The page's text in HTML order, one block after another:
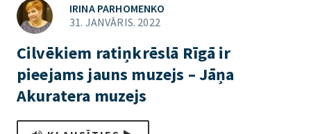
IRINA PARHOMENKO
31. JANVĀRIS. 2022
Cilvēkiem ratiņkrēslā Rīgā ir
pieejams jauns muzejs – Jāņa
Akuratera muzejs